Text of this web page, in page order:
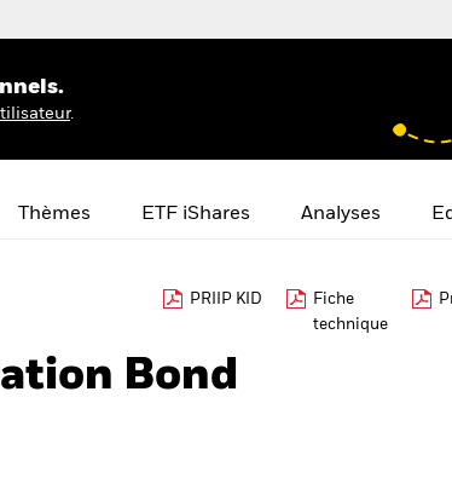
.
Thèmes ETF iShares Analyses
PRIIP KID
Fiche
technique
Bond